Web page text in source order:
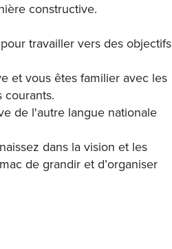
constructive.
travailler vers des objectifs
et vous êtes familier avec les
courants.
de l'autre langue nationale
dans la vision et les
de grandir et d’organiser